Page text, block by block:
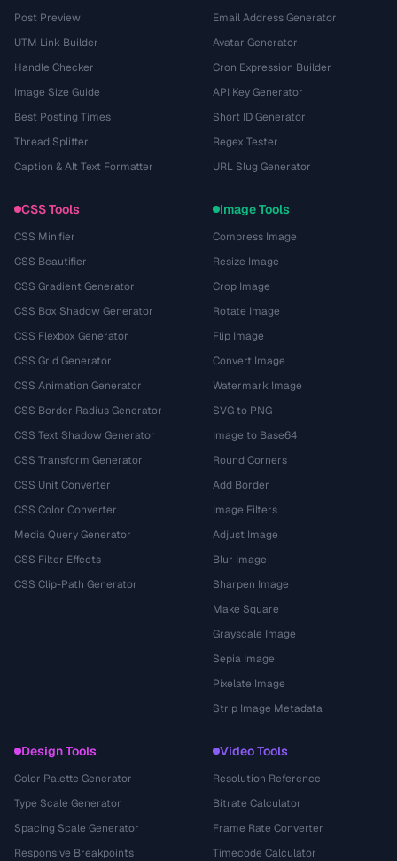
Post Preview
UTM Link Builder
Handle Checker
Image Size Guide
Best Posting Times
Thread Splitter
Caption & Alt Text Formatter
Email Address Generator
Avatar Generator
Cron Expression Builder
API Key Generator
Short ID Generator
Regex Tester
URL Slug Generator
CSS Tools
CSS Minifier
CSS Beautifier
CSS Gradient Generator
CSS Box Shadow Generator
CSS Flexbox Generator
CSS Grid Generator
CSS Animation Generator
CSS Border Radius Generator
CSS Text Shadow Generator
CSS Transform Generator
CSS Unit Converter
CSS Color Converter
Media Query Generator
CSS Filter Effects
CSS Clip-Path Generator
Image Tools
Compress Image
Resize Image
Crop Image
Rotate Image
Flip Image
Convert Image
Watermark Image
SVG to PNG
Image to Base64
Round Corners
Add Border
Image Filters
Adjust Image
Blur Image
Sharpen Image
Make Square
Grayscale Image
Sepia Image
Pixelate Image
Strip Image Metadata
Design Tools
Color Palette Generator
Type Scale Generator
Spacing Scale Generator
Responsive Breakpoints
Video Tools
Resolution Reference
Bitrate Calculator
Frame Rate Converter
Timecode Calculator